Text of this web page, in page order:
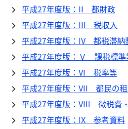
平成27年度版：II 都財政
平成27年度版：III 税収入
平成27年度版：IV 都税滞納
平成27年度版：Ｖ 課税標準
平成27年度版：VI 税率等
平成27年度版：VII 都民の
平成27年度版：VIII 徴税費
平成27年度版：IX 参考資料